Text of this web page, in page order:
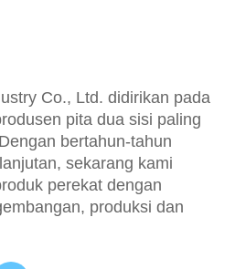
Co., Ltd. didirikan pada
pita dua sisi paling
bertahun-tahun
sekarang kami
perekat dengan
produksi dan